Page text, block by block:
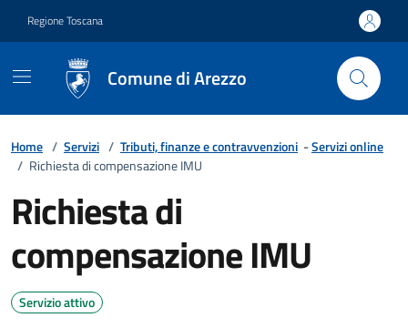
Regione Toscana
Comune di Arezzo
Home / Servizi / Tributi, finanze e contravvenzioni -Servizi online
/ Richiesta di compensazione IMU
Richiesta di
compensazione IMU
Servizio attivo